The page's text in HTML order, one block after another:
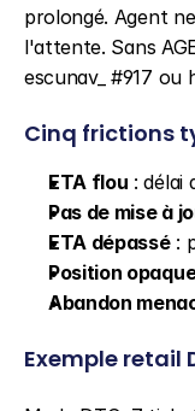
prolongé. Agent
l'attente. Sans
escunav_ #917 ou
Cinq frictions
ETA flou : délai
Pas de mise à
ETA dépassé :
Position
Abandon
Exemple retail